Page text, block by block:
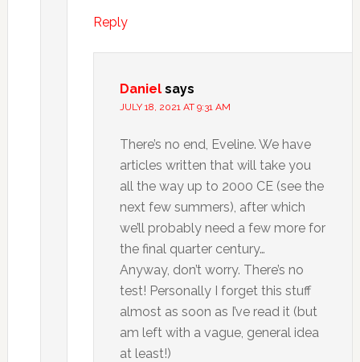
Reply
Daniel says
JULY 18, 2021 AT 9:31 AM
There’s no end, Eveline. We have
articles written that will take you
all the way up to 2000 CE (see the
next few summers), after which
we’ll probably need a few more for
the final quarter century…
Anyway, don’t worry. There’s no
test! Personally I forget this stuff
almost as soon as I’ve read it (but
am left with a vague, general idea
at least!)